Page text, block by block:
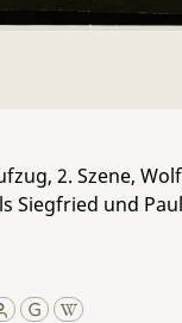
2. Szene,
Siegfried und